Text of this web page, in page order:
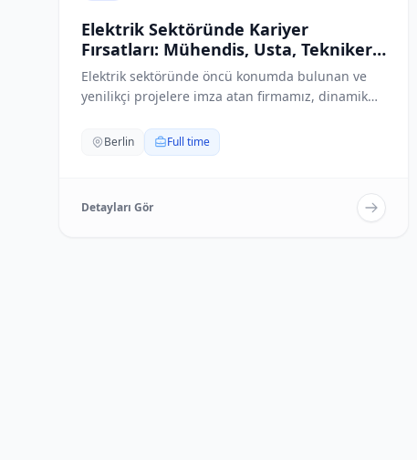
Elektrik Sektöründe Kariyer
Fırsatları: Mühendis, Usta, Tekniker
ve Montaj Personeli Aranıyor
Elektrik sektöründe öncü konumda bulunan ve
yenilikçi projelere imza atan firmamız, dinamik
Berlin Full time
Detayları Gör